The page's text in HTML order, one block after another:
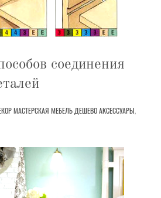
соединения
МАСТЕРСКАЯ МЕБЕЛЬ ДЕШЕВОАКСЕССУАРЫ,